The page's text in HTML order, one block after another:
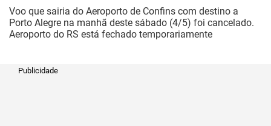
Voo que sairia do Aeroporto de Confins com destino a
Porto Alegre na manhã deste sábado (4/5) foi cancelado.
Aeroporto do RS está fechado temporariamente
Publicidade